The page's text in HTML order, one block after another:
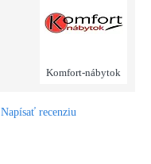
Komfort-nábytok
Napísať recenziu